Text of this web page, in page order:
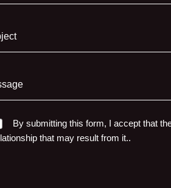
By submitting this form, I accept that
that may result from it..